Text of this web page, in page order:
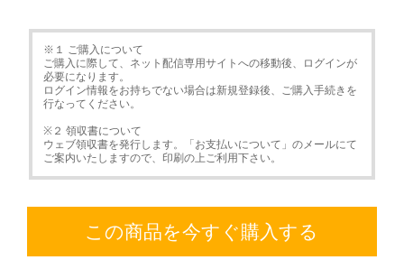
※１ ご購入について
ご購入に際して、ネット配信専用サイトへの移動後、ログインが
必要になります。
ログイン情報をお持ちでない場合は新規登録後、ご購入手続きを
行なってください。
※２ 領収書について
ウェブ領収書を発行します。「お支払いについて」のメールにて
ご案内いたしますので、印刷の上ご利用下さい。
この商品を今すぐ購入する